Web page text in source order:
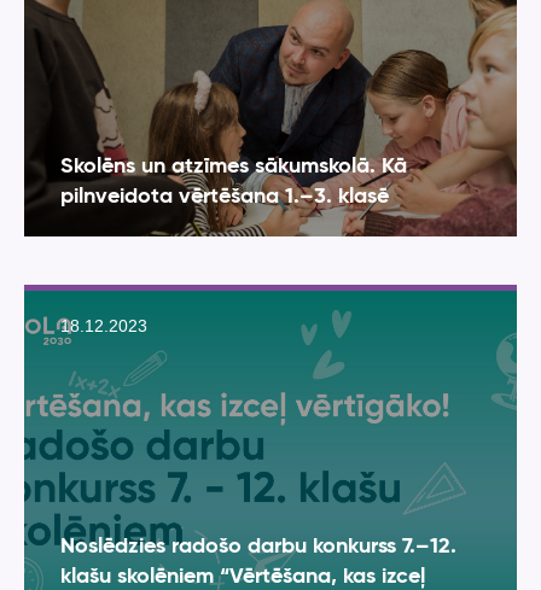
Skolēns un atzīmes sākumskolā. Kā
pilnveidota vērtēšana 1.–3. klasē
18.12.2023
Noslēdzies radošo darbu konkurss 7.–12.
klašu skolēniem “Vērtēšana, kas izceļ